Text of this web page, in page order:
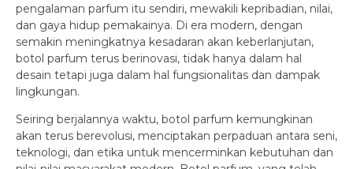
pengalaman parfum itu sendiri, mewakili kepribadian, nilai,
dan gaya hidup pemakainya. Di era modern, dengan
semakin meningkatnya kesadaran akan keberlanjutan,
botol parfum terus berinovasi, tidak hanya dalam hal
desain tetapi juga dalam hal fungsionalitas dan dampak
lingkungan.
Seiring berjalannya waktu, botol parfum kemungkinan
akan terus berevolusi, menciptakan perpaduan antara seni,
teknologi, dan etika untuk mencerminkan kebutuhan dan